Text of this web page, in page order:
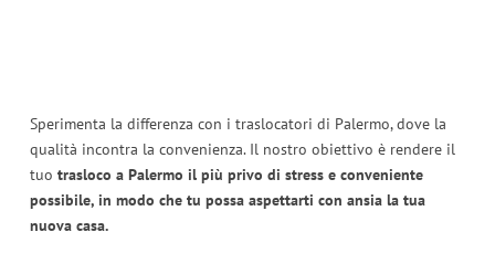
Sperimenta la differenza con i traslocatori di Palermo, dove la
qualità incontra la convenienza. Il nostro obiettivo è rendere il
tuo trasloco a Palermo il più privo di stress e conveniente
possibile, in modo che tu possa aspettarti con ansia la tua
nuova casa.